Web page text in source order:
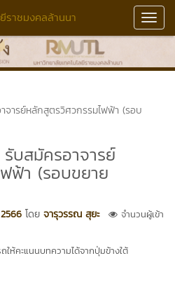
ราชมงคลล้านนา
จารย์หลักสูตรวิศวกรรมไฟฟ้า (รอบ
บสมัครอาจารย์
ฟ้า (รอบขยาย
โดย จารุวรรณ สุยะ
จำนวนผู้เข้า
ให้คะแนนบทความได้จากปุ่มข้างใต้